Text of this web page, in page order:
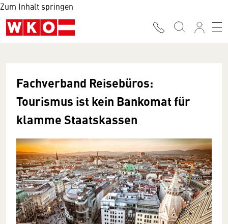
Zum Inhalt springen
Fachverband Reisebüros:
Tourismus ist kein Bankomat für
klamme Staatskassen